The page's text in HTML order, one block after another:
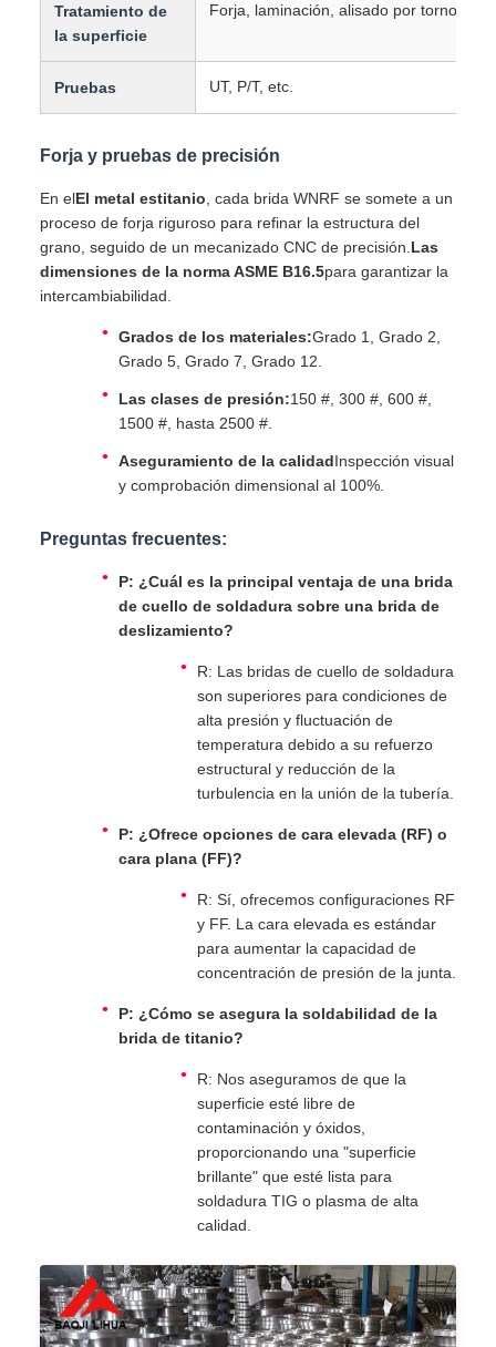
Tratamiento de
la superficie
Forja, laminación, alisado por torno,
Pruebas UT, P/T, etc.
Forja y pruebas de precisión
En elEl metal estitanio, cada brida WNRF se somete a un
proceso de forja riguroso para refinar la estructura del
grano, seguido de un mecanizado CNC de precisión.Las
dimensiones de la norma ASME B16.5para garantizar la
intercambiabilidad.
Grados de los materiales:Grado 1, Grado 2,
Grado 5, Grado 7, Grado 12.
Las clases de presión:150 #, 300 #, 600 #,
1500 #, hasta 2500 #.
Aseguramiento de la calidadInspección visual
y comprobación dimensional al 100%.
Preguntas frecuentes:
P: ¿Cuál es la principal ventaja de una brida
de cuello de soldadura sobre una brida de
deslizamiento?
R: Las bridas de cuello de soldadura
son superiores para condiciones de
alta presión y fluctuación de
temperatura debido a su refuerzo
estructural y reducción de la
turbulencia en la unión de la tubería.
P: ¿Ofrece opciones de cara elevada (RF) o
cara plana (FF)?
R: Sí, ofrecemos configuraciones RF
y FF. La cara elevada es estándar
para aumentar la capacidad de
concentración de presión de la junta.
P: ¿Cómo se asegura la soldabilidad de la
brida de titanio?
R: Nos aseguramos de que la
superficie esté libre de
contaminación y óxidos,
proporcionando una "superficie
brillante" que esté lista para
soldadura TIG o plasma de alta
calidad.